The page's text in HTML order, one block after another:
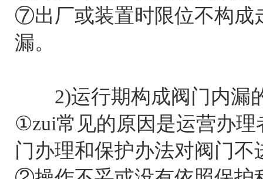
⑦出厂或装置时限位不构成
漏。
2)运行期构成阀门内漏
①zui常见的原因是运营办理
门办理和保护办法对阀门